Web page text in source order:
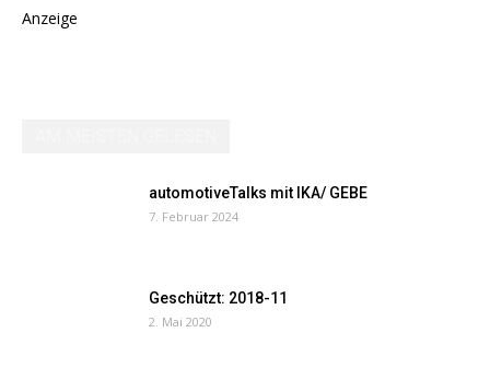
Anzeige
automotiveTalks mit IKA/ GEBE
7. Februar 2024
Geschützt: 2018-11
2. Mai 2020